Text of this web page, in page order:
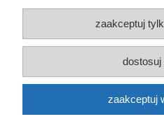
Moje
Płatności i
O
zaakceptuj
dostosuj
zaakceptuj